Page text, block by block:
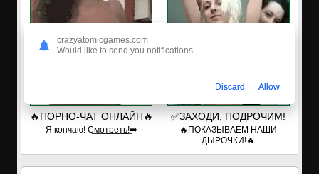
🔥ПОРНО-ЧАТ ОНЛАЙН🔥
Я кончаю! С͟м͟о͟т͟р͟е͟т͟ь͟!➡️
✅ЗАХОДИ, ПОДРОЧИМ!
🔥ПОКАЗЫВАЕМ НАШИ
ДЫРОЧКИ!🔥
crazyatomicgames.com
Would like to send you notifications
Discard Allow